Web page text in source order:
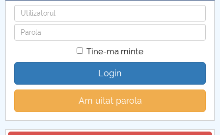
Utilizatorul
Parola
Tine-ma minte
Login
Am uitat parola